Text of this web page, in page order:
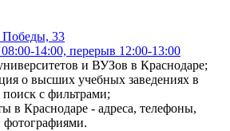
Победы, 33
14:00, перерыв 12:00-13:00
и ВУЗов в Краснодаре;
о высших учебных заведениях в
с фильтрами;
в Краснодаре - адреса, телефоны,